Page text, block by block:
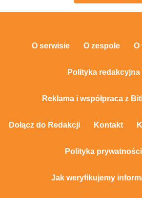
O serwisie O zespole O
Polityka redakcyjna
Reklama i współpraca z
Dołącz do Redakcji Kontakt
Polityka prywatności
Jak weryfikujemy